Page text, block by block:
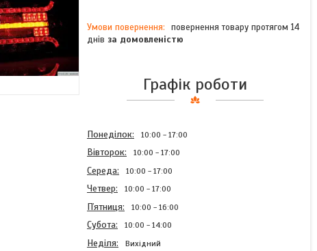
повернення товару протягом 14
днів за домовленістю
Графік роботи
Понеділок 10:00 17:00
Вівторок 10:00 17:00
Середа 10:00 17:00
Четвер 10:00 17:00
Пʼятниця 10:00 16:00
Субота 10:00 14:00
Неділя Вихідний